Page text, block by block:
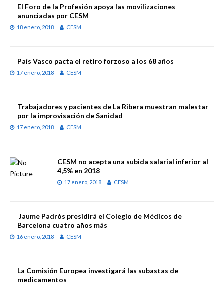
El Foro de la Profesión apoya las movilizaciones
anunciadas por CESM
18 enero, 2018 CESM
País Vasco pacta el retiro forzoso a los 68 años
17 enero, 2018 CESM
Trabajadores y pacientes de La Ribera muestran malestar
por la improvisación de Sanidad
17 enero, 2018 CESM
CESM no acepta una subida salarial inferior al
4,5% en 2018
17 enero, 2018 CESM
Jaume Padrós presidirá el Colegio de Médicos de
Barcelona cuatro años más
16 enero, 2018 CESM
La Comisión Europea investigará las subastas de
medicamentos